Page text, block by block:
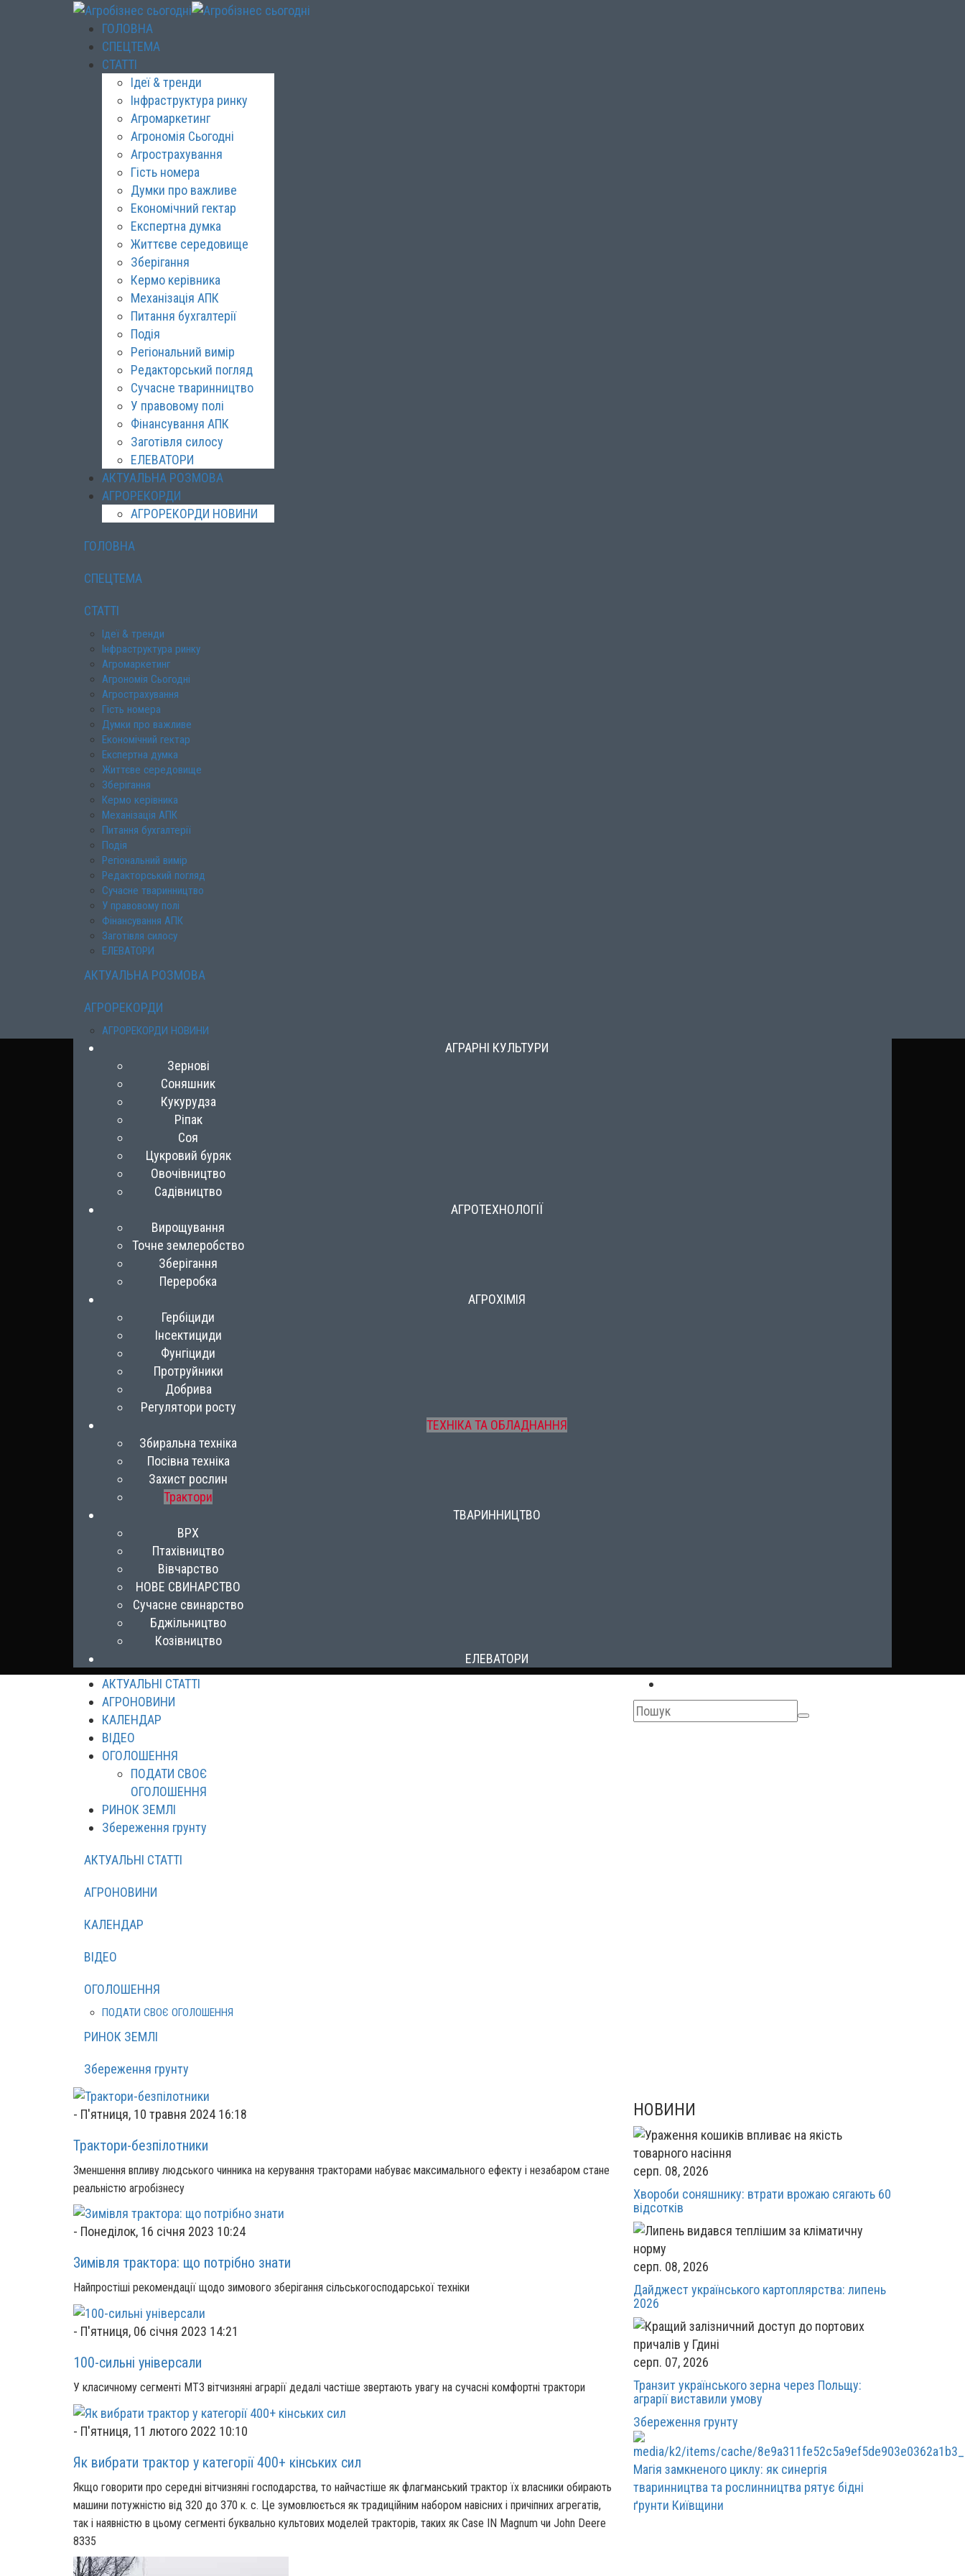
ГОЛОВНА
СПЕЦТЕМА
СТАТТІ
Ідеї & тренди
Інфраструктура ринку
Агромаркетинг
Агрономія Сьогодні
Агрострахування
Гість номера
Думки про важливе
Економічний гектар
Експертна думка
Життєве середовище
Зберігання
Кермо керівника
Механізація АПК
Питання бухгалтерії
Подія
Регіональний вимір
Редакторський погляд
Сучасне тваринництво
У правовому полі
Фінансування АПК
Заготівля силосу
ЕЛЕВАТОРИ
АКТУАЛЬНА РОЗМОВА
АГРОРЕКОРДИ
АГРОРЕКОРДИ НОВИНИ
ГОЛОВНА
СПЕЦТЕМА
СТАТТІ
Ідеї & тренди
Інфраструктура ринку
Агромаркетинг
Агрономія Сьогодні
Агрострахування
Гість номера
Думки про важливе
Економічний гектар
Експертна думка
Життєве середовище
Зберігання
Кермо керівника
Механізація АПК
Питання бухгалтерії
Подія
Регіональний вимір
Редакторський погляд
Сучасне тваринництво
У правовому полі
Фінансування АПК
Заготівля силосу
ЕЛЕВАТОРИ
АКТУАЛЬНА РОЗМОВА
АГРОРЕКОРДИ
АГРОРЕКОРДИ НОВИНИ
АГРАРНІ КУЛЬТУРИ
Зернові
Соняшник
Кукурудза
Ріпак
Соя
Цукровий буряк
Овочівництво
Садівництво
АГРОТЕХНОЛОГІЇ
Вирощування
Точне землеробство
Зберігання
Переробка
АГРОХІМІЯ
Гербіциди
Інсектициди
Фунгіциди
Протруйники
Добрива
Регулятори росту
ТЕХНІКА ТА ОБЛАДНАННЯ
Збиральна техніка
Посівна техніка
Захист рослин
Трактори
ТВАРИННИЦТВО
ВРХ
Птахівництво
Вівчарство
НОВЕ СВИНАРСТВО
Сучасне свинарство
Бджільництво
Козівництво
ЕЛЕВАТОРИ
АКТУАЛЬНІ СТАТТІ
АГРОНОВИНИ
КАЛЕНДАР
ВІДЕО
ОГОЛОШЕННЯ
ПОДАТИ СВОЄ
ОГОЛОШЕННЯ
РИНОК ЗЕМЛІ
Збереження грунту
АКТУАЛЬНІ СТАТТІ
АГРОНОВИНИ
КАЛЕНДАР
ВІДЕО
ОГОЛОШЕННЯ
ПОДАТИ СВОЄ ОГОЛОШЕННЯ
РИНОК ЗЕМЛІ
Збереження грунту
- П'ятниця, 10 травня 2024 16:18
Трактори-безпілотники
Зменшення впливу людського чинника на керування тракторами набуває максимального ефекту і незабаром стане
реальністю агробізнесу
- Понеділок, 16 січня 2023 10:24
Зимівля трактора: що потрібно знати
Найпростіші рекомендації щодо зимового зберігання сільськогосподарської техніки
- П'ятниця, 06 січня 2023 14:21
100-сильні універсали
У класичному сегменті МТЗ вітчизняні аграрії дедалі частіше звертають увагу на сучасні комфортні трактори
- П'ятниця, 11 лютого 2022 10:10
Як вибрати трактор у категорії 400+ кінських сил
Якщо говорити про середні вітчизняні господарства, то найчастіше як флагманський трактор їх власники обирають
машини потужністю від 320 до 370 к. с. Це зумовлюється як традиційним набором навісних і причіпних агрегатів,
так і наявністю в цьому сегменті буквально культових моделей тракторів, таких як Case IN Magnum чи John Deere
8335
НОВИНИ
серп. 08, 2026
Хвороби соняшнику: втрати врожаю сягають 60
відсотків
серп. 08, 2026
Дайджест українського картоплярства: липень
2026
серп. 07, 2026
Транзит українського зерна через Польщу:
аграрії виставили умову
Збереження грунту
Магія замкненого циклу: як синергія
тваринництва та рослинництва рятує бідні
ґрунти Київщини